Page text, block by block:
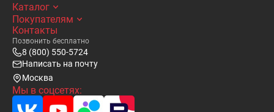
Каталог
Покупателям
Контакты
Позвонить бесплатно
8 (800) 550-5724
Написать на почту
Москва
Мы в соцсетях: